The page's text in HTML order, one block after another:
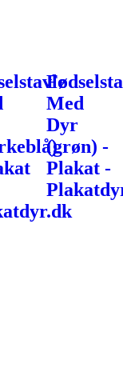
Med
Dyr
(grøn) -
Plakat -